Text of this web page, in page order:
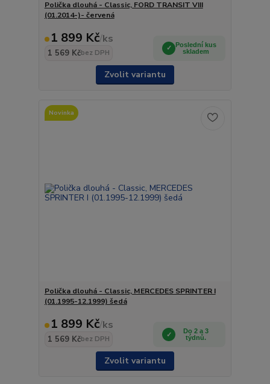
Polička dlouhá - Classic, FORD TRANSIT VIII
(01.2014-)- červená
1 899 Kč/ks
1 569 Kčbez DPH
Poslední kus
skladem
Zvolit variantu
Novinka
Polička dlouhá - Classic, MERCEDES SPRINTER I
(01.1995-12.1999) šedá
1 899 Kč/ks
1 569 Kčbez DPH
Do 2 a 3
týdnů.
Zvolit variantu